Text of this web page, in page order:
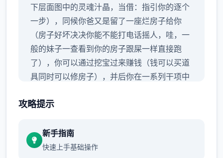
下层面图中的灵魂汁晶，当借：指引你的逐个
一步），同候你爸又是留了一座烂房子给你
（房子好坏决决你能不能打电话摇人，哇，一
般的妹子一查看到你的房子跟屎一样直接跑
了），你可以通过挖宝过来赚钱（钱可以买道
具同时可以修房子），并后你在一系列干项中
度，也不断接近游戏名字纳迪亚之宝
攻略提示
新手指南
快速上手基础操作